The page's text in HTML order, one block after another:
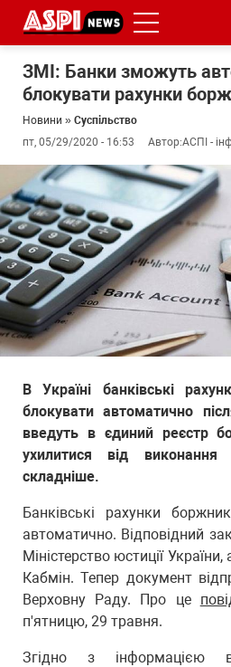
ЗМІ: Банки зможуть
блокувати рахунки
Новини » Суспільство
пт, 05/29/2020 - 16:53
Автор:АСПІ -
В Україні банківські
блокувати автоматично
введуть в єдиний реєстр
ухилитися від
складніше.
Банківські рахунки
автоматично. Відповідний
Міністерство юстиції
Кабмін. Тепер документ
Верховну Раду. Про це
п'ятницю, 29 травня.
Згідно з інформацією
#ООС
#боротьба
з
корупцією
#ДФС